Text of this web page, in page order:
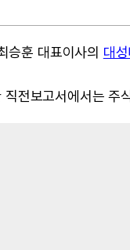
탈, 칸나에 홀딩스 지분 7.8%
승훈 대표이사의 대
전보고서에서는